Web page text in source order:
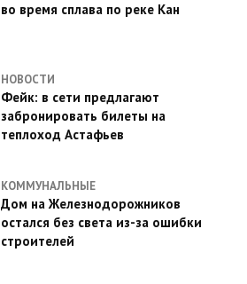
во время сплава по реке Кан
НОВОСТИ
Фейк: в сети предлагают
забронировать билеты на
теплоход Астафьев
КОММУНАЛЬНЫЕ
Дом на Железнодорожников
остался без света из-за ошибки
строителей